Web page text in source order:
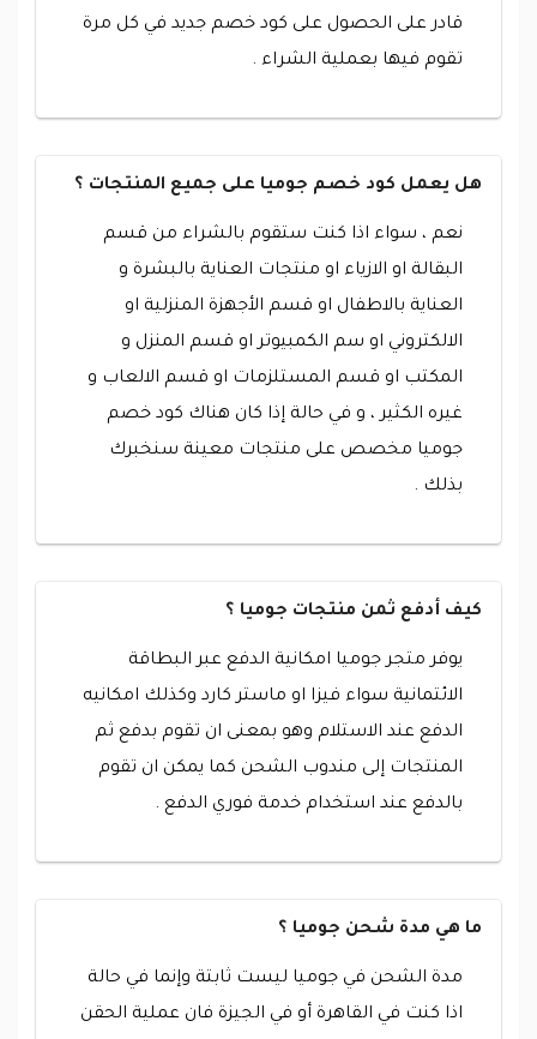
قادر على الحصول على كود خصم جديد في كل مرة
تقوم فيها بعملية الشراء .
هل يعمل كود خصم جوميا على جميع المنتجات ؟
نعم ، سواء اذا كنت ستقوم بالشراء من قسم
البقالة او الازياء او منتجات العناية بالبشرة و
العناية بالاطفال او قسم الأجهزة المنزلية او
الالكتروني او سم الكمبيوتر او قسم المنزل و
المكتب او قسم المستلزمات او قسم الالعاب و
غيره الكثير ، و في حالة إذا كان هناك كود خصم
جوميا مخصص على منتجات معينة سنخبرك
بذلك .
كيف أدفع ثمن منتجات جوميا ؟
يوفر متجر جوميا امكانية الدفع عبر البطاقة
الائتمانية سواء فيزا او ماستر كارد وكذلك امكانيه
الدفع عند الاستلام وهو بمعنى ان تقوم بدفع ثم
المنتجات إلى مندوب الشحن كما يمكن ان تقوم
بالدفع عند استخدام خدمة فوري الدفع .
ما هي مدة شحن جوميا ؟
مدة الشحن في جوميا ليست ثابتة وإنما في حالة
اذا كنت في القاهرة أو في الجيزة فان عملية الحقن